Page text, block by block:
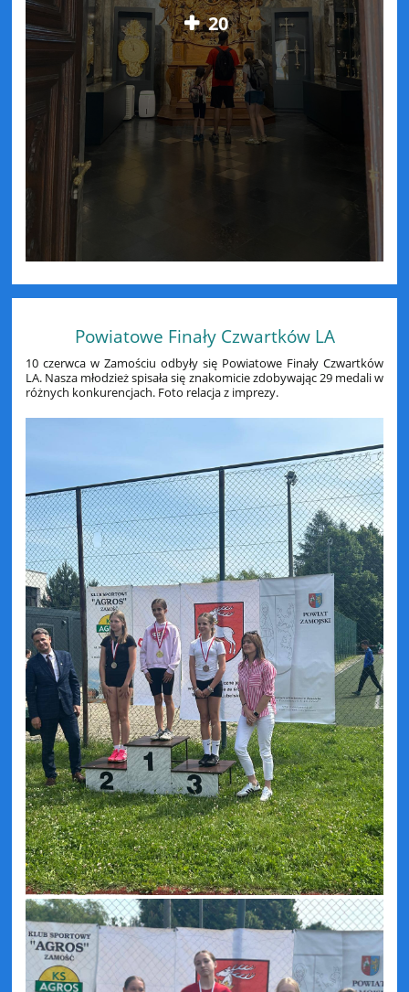
20
Powiatowe Finały Czwartków LA
10 czerwca w Zamościu odbyły się Powiatowe Finały Czwartków
LA. Nasza młodzież spisała się znakomicie zdobywając 29 medali w
różnych konkurencjach. Foto relacja z imprezy.